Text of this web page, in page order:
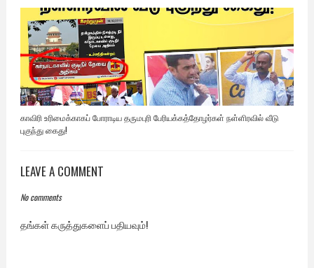
காவிரி உரிமைக்காகப் போராடிய தருமபுரி பேரியக்கத்தோழர்கள் நள்ளிரவில் வீடு
புகுந்து கைது!
LEAVE A COMMENT
No comments
தங்கள் கருத்துகளைப் பதியவும்!